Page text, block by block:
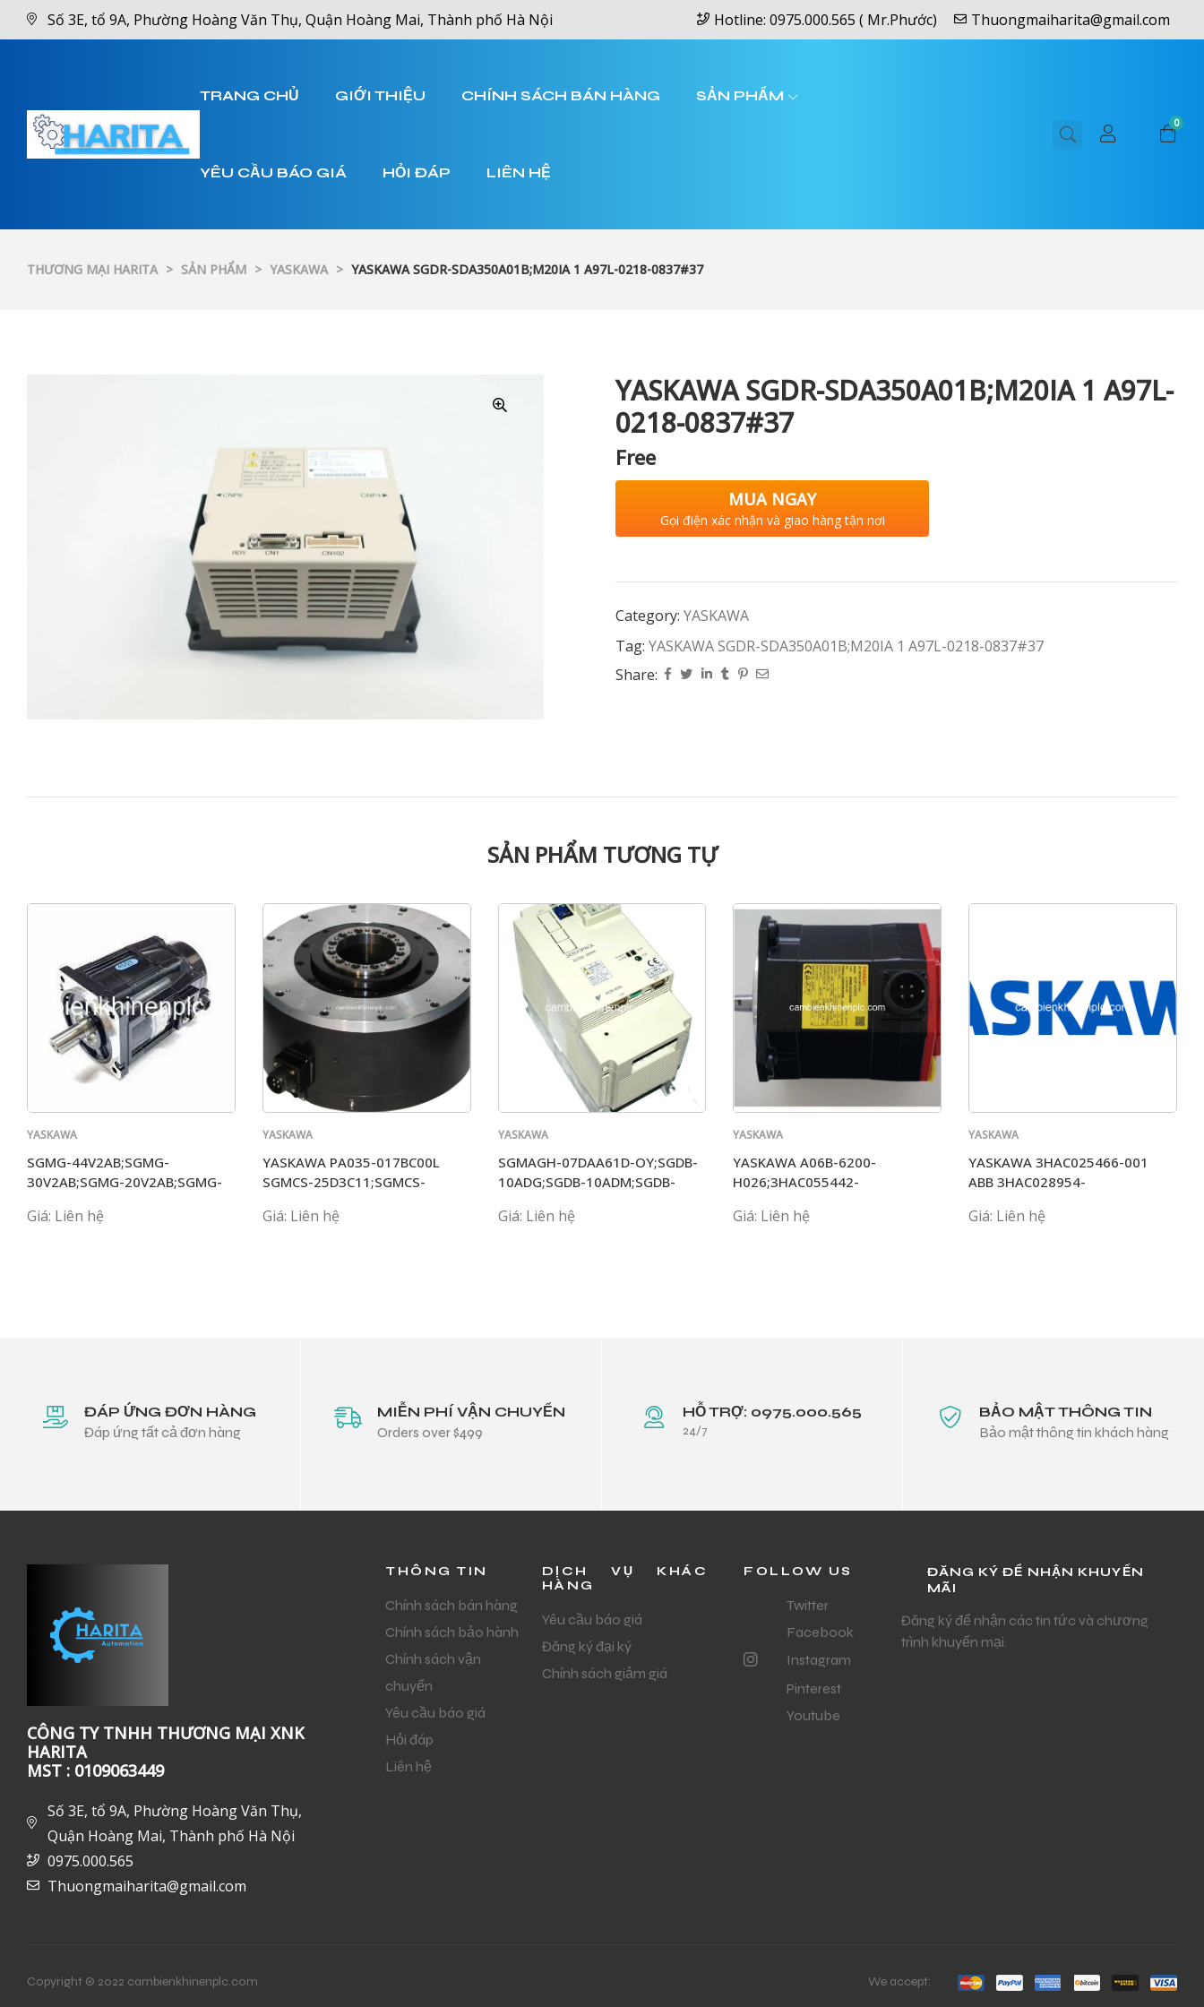
Số 3E, tổ 9A, Phường Hoàng Văn Thụ, Quận Hoàng Mai, Thành phố Hà Nội Hotline: 0975.000.565 ( Mr.Phước) Thuongmaiharita@gmail.com
TRANG CHỦ GIỚI THIỆU CHÍNH SÁCH BÁN HÀNG SẢN PHẨM
YÊU CẦU BÁO GIÁ HỎI ĐÁP LIÊN HỆ
0
THƯƠNG MẠI HARITA > SẢN PHẨM > YASKAWA > YASKAWA SGDR-SDA350A01B;M20IA 1 A97L-0218-0837#37
YASKAWA SGDR-SDA350A01B;M20IA 1 A97L-
0218-0837#37
Free
MUA NGAY
Gọi điện xác nhận và giao hàng tận nơi
Category: YASKAWA
Tag: YASKAWA SGDR-SDA350A01B;M20IA 1 A97L-0218-0837#37
Share:
SẢN PHẨM TƯƠNG TỰ
YASKAWA
SGMG-44V2AB;SGMG-
30V2AB;SGMG-20V2AB;SGMG-
Giá: Liên hệ
YASKAWA
YASKAWA PA035-017BC00L
SGMCS-25D3C11;SGMCS-
Giá: Liên hệ
YASKAWA
SGMAGH-07DAA61D-OY;SGDB-
10ADG;SGDB-10ADM;SGDB-
Giá: Liên hệ
YASKAWA
YASKAWA A06B-6200-
H026;3HAC055442-
001;GEA R PUM
Giá: Liên hệ
YASKAWA
YASKAWA 3HAC025466-001
ABB 3HAC028954-
Giá: Liên hệ
ĐÁP ỨNG ĐƠN HÀNG
Đáp ứng tất cả đơn hàng
MIỄN PHÍ VẬN CHUYỂN
Orders over $499
HỖ TRỢ: 0975.000.565
24/7
BẢO MẬT THÔNG TIN
Bảo mật thông tin khách hàng
CÔNG TY TNHH THƯƠNG MẠI XNK
HARITA
MST : 0109063449
Số 3E, tổ 9A, Phường Hoàng Văn Thụ,
Quận Hoàng Mai, Thành phố Hà Nội
0975.000.565
Thuongmaiharita@gmail.com
THÔNG TIN
Chính sách bán hàng
Chính sách bảo hành
Chính sách vận
chuyển
Yêu cầu báo giá
Hỏi đáp
Liên hệ
DỊCH VỤ KHÁC
HÀNG
Yêu cầu báo giá
Đăng ký đại ký
Chính sách giảm giá
FOLLOW US
Twitter
Facebook
Instagram
Pinterest
Youtube
ĐĂNG KÝ ĐỂ NHẬN KHUYẾN
MÃI
Đăng ký để nhận các tin tức và chương
trình khuyến mại.
Copyright © 2022 cambienkhinenplc.com We accept: